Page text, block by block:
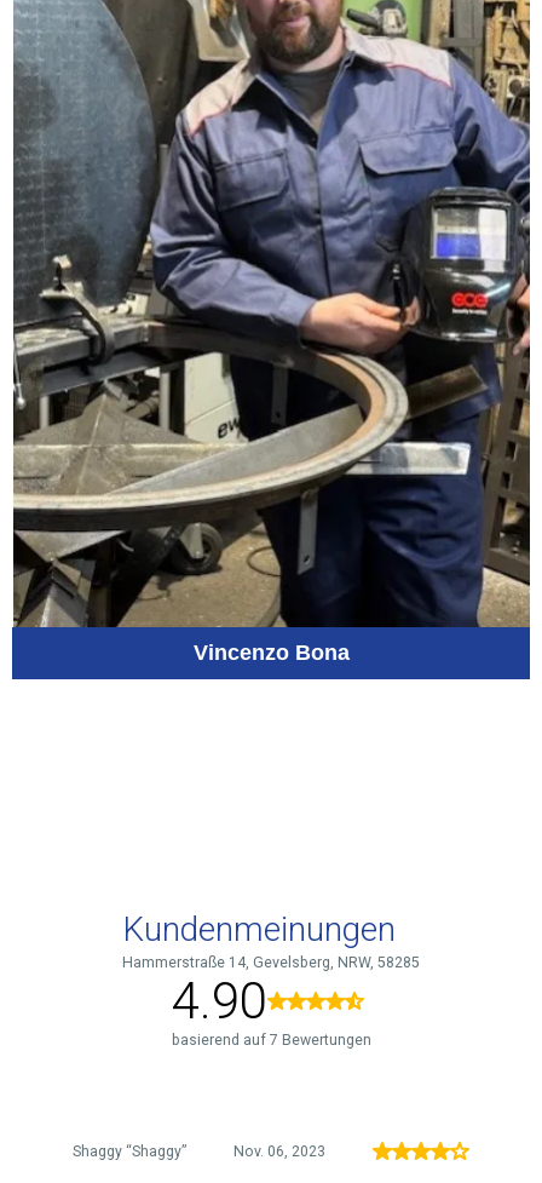
Vincenzo Bona